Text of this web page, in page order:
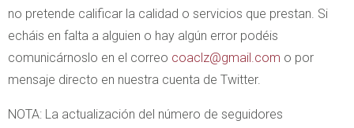
no pretende calificar la calidad o servicios que prestan. Si
echáis en falta a alguien o hay algún error podéis
comunicárnoslo en el correo coaclz@gmail.com o por
mensaje directo en nuestra cuenta de Twitter.
NOTA: La actualización del número de seguidores